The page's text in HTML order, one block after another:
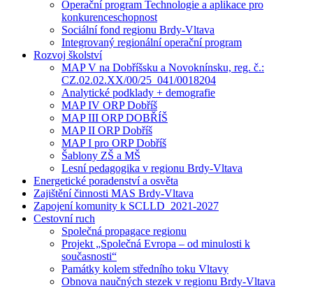
Operační program Technologie a aplikace pro
konkurenceschopnost
Sociální fond regionu Brdy-Vltava
Integrovaný regionální operační program
Rozvoj školství
MAP V na Dobříšsku a Novoknínsku, reg. č.:
CZ.02.02.XX/00/25_041/0018204
Analytické podklady + demografie
MAP IV ORP Dobříš
MAP III ORP DOBŘÍŠ
MAP II ORP Dobříš
MAP I pro ORP Dobříš
Šablony ZŠ a MŠ
Lesní pedagogika v regionu Brdy-Vltava
Energetické poradenství a osvěta
Zajištění činnosti MAS Brdy-Vltava
Zapojení komunity k SCLLD_2021-2027
Cestovní ruch
Společná propagace regionu
Projekt „Společná Evropa – od minulosti k
současnosti“
Památky kolem středního toku Vltavy
Obnova naučných stezek v regionu Brdy-Vltava